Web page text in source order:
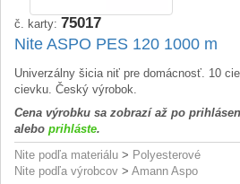
č. karty: 75017
Nite ASPO PES 120 1000 m
Univerzálny šicia niť pre domácnosť. 10
cievku. Český výrobok.
Cena výrobku sa zobrazí až po
alebo prihláste.
Nite podľa materiálu > Polyesterové
Nite podľa výrobcov > Amann Aspo